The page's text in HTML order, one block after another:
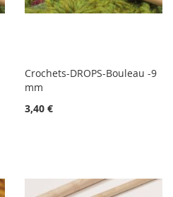
Crochets-DROPS-Bouleau -9
mm
3,40 €